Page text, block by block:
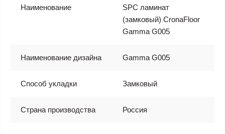
Наименование
SPC ламинат
(замковый) CronaFloor
Gamma G005
Наименование дизайна Gamma G005
Способ укладки Замковый
Страна производства Россия